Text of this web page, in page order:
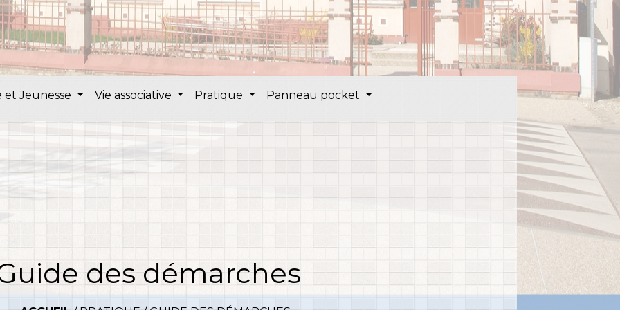
et Jeunesse Vie associative Pratique Panneau pocket
des démarches